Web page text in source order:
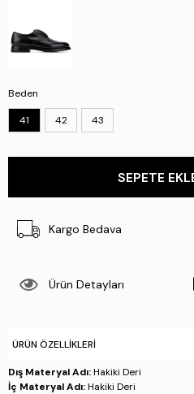
Beden
41 42 43
Kargo Bedava
Ürün Detayları
ÜRÜN ÖZELLIKLERI
Dış Materyal Adı:Hakiki Deri
İç Materyal Adı:Hakiki Deri